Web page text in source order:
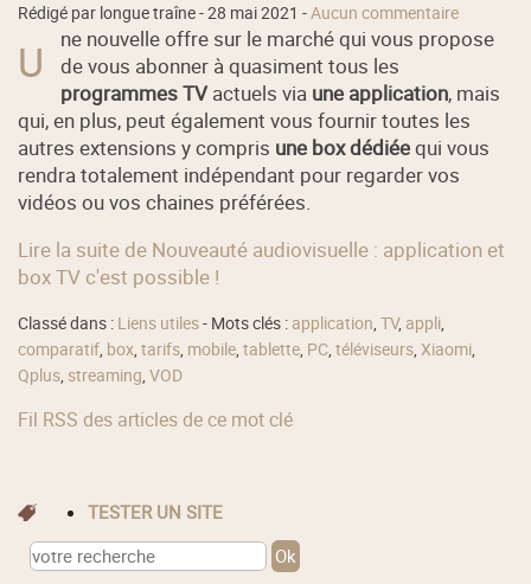
Rédigé par longue traîne -28 mai 2021 -Aucun commentaire
U
ne nouvelle offre sur le marché qui vous propose
de vous abonner à quasiment tous les
programmes TVactuels via une application, mais
qui, en plus, peut également vous fournir toutes les
autres extensions y compris une box dédiéequi vous
rendra totalement indépendant pour regarder vos
vidéos ou vos chaines préférées.
Lire la suite de Nouveauté audiovisuelle : application et
box TV c'est possible !
Classé dans : Liens utiles- Mots clés : application,TV, appli,
comparatif, box,tarifs, mobile,tablette, PC,téléviseurs,Xiaomi,
Qplus, streaming,VOD
Fil RSS des articles de ce mot clé
TESTER UN SITE